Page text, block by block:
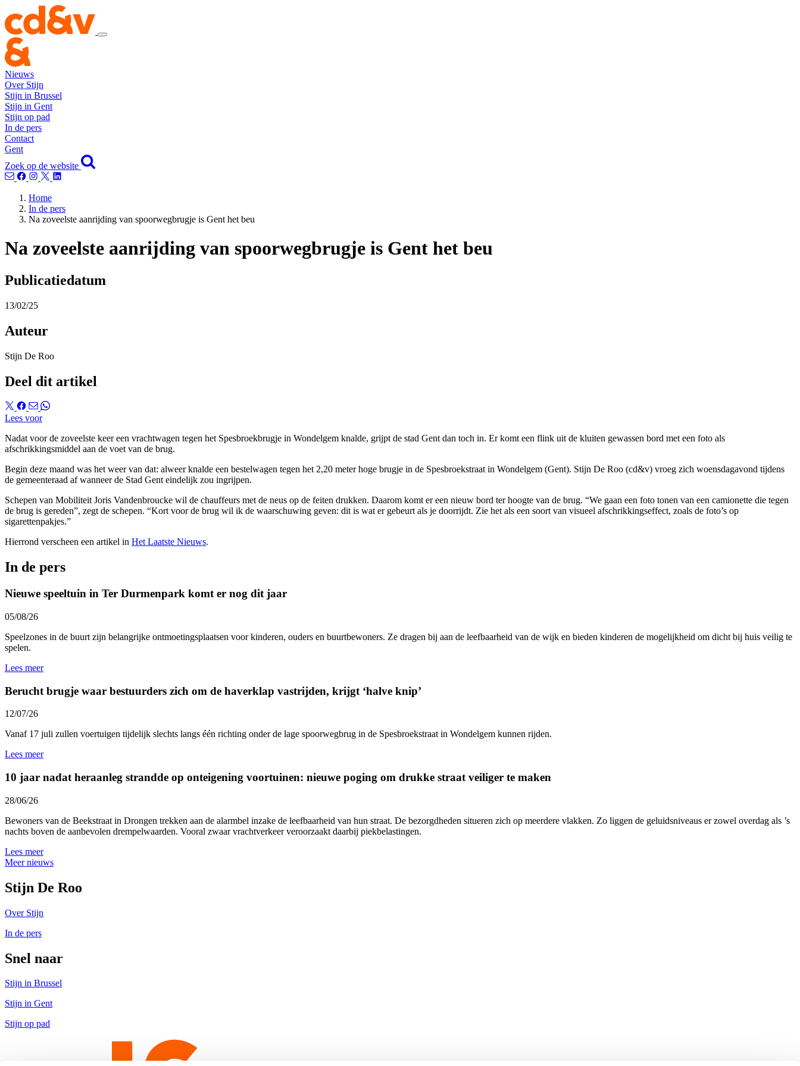
Nieuws
Over Stijn
Stijn in Brussel
Stijn in Gent
Stijn op pad
In de pers
Contact
Gent
Zoek op de website
Home
In de pers
Na zoveelste aanrijding van spoorwegbrugje is Gent het beu
Na zoveelste aanrijding van spoorwegbrugje is Gent het beu
Publicatiedatum
13/02/25
Auteur
Stijn De Roo
Deel dit artikel
Lees voor
Nadat voor de zoveelste keer een vrachtwagen tegen het Spesbroekbrugje in Wondelgem knalde, grijpt de stad Gent dan toch in. Er komt een flink uit de kluiten gewassen bord met een foto als
afschrikkingsmiddel aan de voet van de brug.
Begin deze maand was het weer van dat: alweer knalde een bestelwagen tegen het 2,20 meter hoge brugje in de Spesbroekstraat in Wondelgem (Gent). Stijn De Roo (cd&v) vroeg zich woensdagavond tijdens
de gemeenteraad af wanneer de Stad Gent eindelijk zou ingrijpen.
Schepen van Mobiliteit Joris Vandenbroucke wil de chauffeurs met de neus op de feiten drukken. Daarom komt er een nieuw bord ter hoogte van de brug. “We gaan een foto tonen van een camionette die tegen
de brug is gereden”, zegt de schepen. “Kort voor de brug wil ik de waarschuwing geven: dit is wat er gebeurt als je doorrijdt. Zie het als een soort van visueel afschrikkingseffect, zoals de foto’s op
sigarettenpakjes.”
Hierrond verscheen een artikel in Het Laatste Nieuws.
In de pers
Nieuwe speeltuin in Ter Durmenpark komt er nog dit jaar
05/08/26
Speelzones in de buurt zijn belangrijke ontmoetingsplaatsen voor kinderen, ouders en buurtbewoners. Ze dragen bij aan de leefbaarheid van de wijk en bieden kinderen de mogelijkheid om dicht bij huis veilig te
spelen.
Lees meer
Berucht brugje waar bestuurders zich om de haverklap vastrijden, krijgt ‘halve knip’
12/07/26
Vanaf 17 juli zullen voertuigen tijdelijk slechts langs één richting onder de lage spoorwegbrug in de Spesbroekstraat in Wondelgem kunnen rijden.
Lees meer
10 jaar nadat heraanleg strandde op onteigening voortuinen: nieuwe poging om drukke straat veiliger te maken
28/06/26
Bewoners van de Beekstraat in Drongen trekken aan de alarmbel inzake de leefbaarheid van hun straat. De bezorgdheden situeren zich op meerdere vlakken. Zo liggen de geluidsniveaus er zowel overdag als ’s
nachts boven de aanbevolen drempelwaarden. Vooral zwaar vrachtverkeer veroorzaakt daarbij piekbelastingen.
Lees meer
Meer nieuws
Stijn De Roo
Over Stijn
In de pers
Snel naar
Stijn in Brussel
Stijn in Gent
Stijn op pad